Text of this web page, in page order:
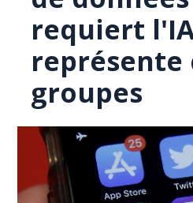
requiert
représente
groupes